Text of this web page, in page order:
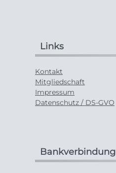
Links
Kontakt
Mitgliedschaft
Impressum
Datenschutz / DS-GVO
Bankverbindung